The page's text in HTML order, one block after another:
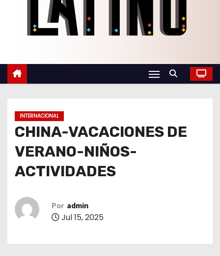
INTERNACIONAL
CHINA-VACACIONES DE
VERANO-NIÑOS-
ACTIVIDADES
Por admin
Jul 15, 2025